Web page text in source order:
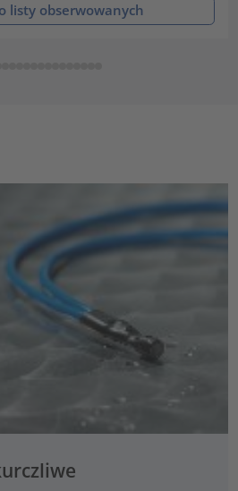
listy obserwowanych